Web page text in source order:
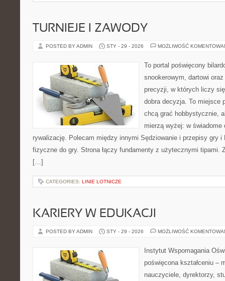
TURNIEJE I ZAWODY
POSTED BY ADMIN STY - 29 - 2026 MOŻLIWOŚĆ
To portal poświęcony
snookerowym, dartowi
precyzji, w których liczy się
dobra decyzja. To miejsce
chcą grać hobbystycznie,
mierzą wyżej: w
rywalizację. Polecam między innymi Sędziowanie i przepisy gry i
fizyczne do gry. Strona łączy fundamenty z użytecznymi tipami.
[…]
CATEGORIES: LINIE LOTNICZE
KARIERY W EDUKACJI
POSTED BY ADMIN STY - 29 - 2026 MOŻLIWOŚĆ
Instytut Wspomagania
poświęcona kształceniu –
nauczyciele, dyrektorzy,